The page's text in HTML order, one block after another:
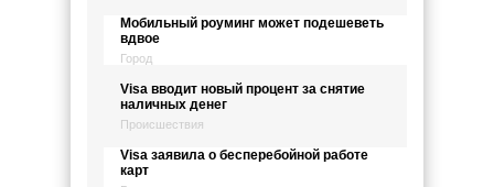
Мобильный роуминг может подешеветь
вдвое
Город
Visa вводит новый процент за снятие
наличных денег
Происшествия
Visa заявила о бесперебойной работе
карт